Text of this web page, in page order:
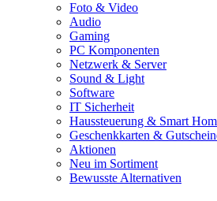
Foto & Video
Audio
Gaming
PC Komponenten
Netzwerk & Server
Sound & Light
Software
IT Sicherheit
Haussteuerung & Smart
Geschenkkarten &
Aktionen
Neu im Sortiment
Bewusste Alternativen